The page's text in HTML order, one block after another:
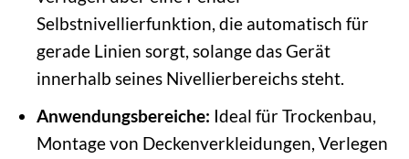
Selbstnivellierfunktion, die automatisch für
gerade Linien sorgt, solange das Gerät
innerhalb seines Nivellierbereichs steht.
Anwendungsbereiche: Ideal für Trockenbau,
Montage von Deckenverkleidungen, Verlegen